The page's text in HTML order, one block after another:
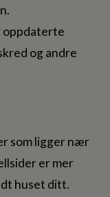
oppdaterte
og andre
som ligger nær
er mer
huset ditt.